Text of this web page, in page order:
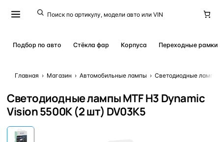
Подбор по авто Стёкла фар Корпуса Переходные рамки
Главная › Магазин › Автомобильные лампы › Светодиодные лампы
Светодиодные лампы MTF H3 Dynamic
Vision 5500K (2 шт) DV03K5